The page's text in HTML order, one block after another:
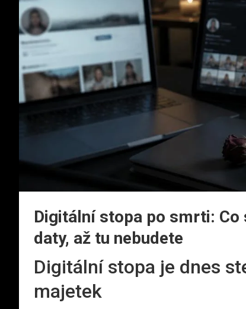
Digitální stopa po smrti: Co
daty, až tu nebudete
Digitální stopa je dnes
majetek